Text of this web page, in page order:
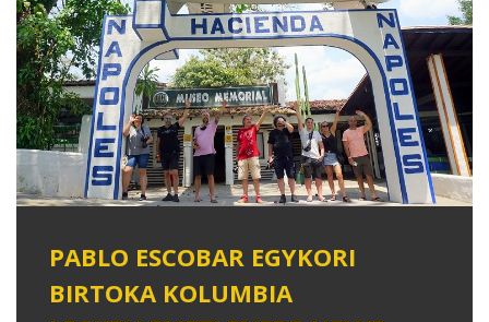
PABLO ESCOBAR EGYKORI
BIRTOKA KOLUMBIA